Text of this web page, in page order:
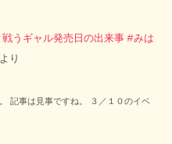
うギャル発売日の出来事 #みは
より
記事は見事ですね。 ３／１０のイベ